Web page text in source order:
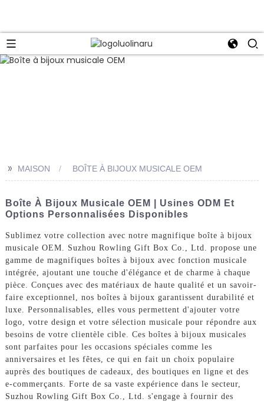
>> MAISON BOÎTE À BIJOUX MUSICALE OEM
Boîte À Bijoux Musicale OEM | Usines ODM Et
Options Personnalisées Disponibles
Sublimez votre collection avec notre magnifique boîte à bijoux
musicale OEM. Suzhou Rowling Gift Box Co., Ltd. propose une
gamme de magnifiques boîtes à bijoux avec fonction musicale
intégrée, ajoutant une touche d'élégance et de charme à chaque
pièce. Conçues avec des matériaux de haute qualité et un savoir-
faire exceptionnel, nos boîtes à bijoux garantissent durabilité et
luxe. Personnalisables, elles vous permettent d'ajouter votre
logo, votre design et votre sélection musicale pour répondre aux
besoins de votre clientèle cible. Ces boîtes à bijoux musicales
sont parfaites pour les occasions spéciales comme les
anniversaires et les fêtes, ce qui en fait un choix populaire
auprès des boutiques de cadeaux, des boutiques en ligne et des
e-commerçants. Forte de sa vaste expérience dans le secteur,
Suzhou Rowling Gift Box Co., Ltd. s'engage à fournir des